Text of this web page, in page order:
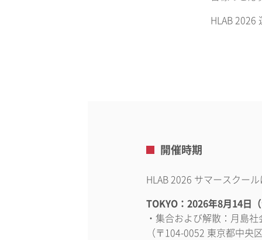
HLAB 2026
開催時期
HLAB 2026 サマースクー
TOKYO：2026年8月14日
・集合および解散：月島
（〒104-0052 東京都中央